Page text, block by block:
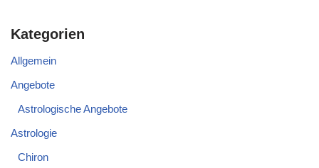
Kategorien
Allgemein
Angebote
Astrologische Angebote
Astrologie
Chiron